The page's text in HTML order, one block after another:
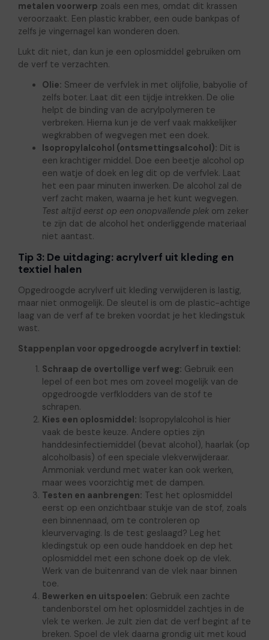
metalen voorwerp zoals een mes, omdat dit krassen
veroorzaakt. Een plastic krabber, een oude bankpas of
zelfs je vingernagel kan wonderen doen.
Lukt dit niet, dan kun je een oplosmiddel gebruiken om
de verf te verzachten.
Olie: Smeer de verfvlek in met olijfolie, babyolie of
zelfs boter. Laat dit een tijdje intrekken. De olie
helpt de binding van de acrylpolymeren te
verbreken. Hierna kun je de verf vaak makkelijker
wegkrabben of wegvegen met een doek.
Isopropylalcohol (ontsmettingsalcohol): Dit is
een krachtiger middel. Doe een beetje alcohol op
een watje of doek en leg dit op de verfvlek. Laat
het een paar minuten inwerken. De alcohol zal de
verf zacht maken, waarna je het kunt wegvegen.
Test altijd eerst op een onopvallende plekom zeker
te zijn dat de alcohol het onderliggende materiaal
niet aantast.
Tip 3: De uitdaging: acrylverf uit kleding en
textiel halen
Opgedroogde acrylverf uit kleding verwijderen is lastig,
maar niet onmogelijk. De sleutel is om de plastic-achtige
laag van de verf af te breken voordat je het kledingstuk
wast.
Stappenplan voor opgedroogde acrylverf in textiel:
Schraap de overtollige verf weg: Gebruik een
lepel of een bot mes om zoveel mogelijk van de
opgedroogde verfklodders van de stof te
schrapen.
Kies een oplosmiddel: Isopropylalcohol is hier
vaak de beste keuze. Andere opties zijn
handdesinfectiemiddel (bevat alcohol), haarlak (op
alcoholbasis) of een speciale vlekverwijderaar.
Ammoniak verdund met water kan ook werken,
maar wees voorzichtig met de dampen.
Testen en aanbrengen: Test het oplosmiddel
eerst op een onzichtbaar stukje van de stof, zoals
een binnennaad, om te controleren op
kleurvervaging. Is de test geslaagd? Leg het
kledingstuk op een oude handdoek en dep het
oplosmiddel met een schone doek op de vlek.
Werk van de buitenrand van de vlek naar binnen
toe.
Bewerken en uitspoelen: Gebruik een zachte
tandenborstel om het oplosmiddel zachtjes in de
vlek te werken. Je zult zien dat de verf begint af te
breken. Spoel de vlek daarna grondig uit met koud